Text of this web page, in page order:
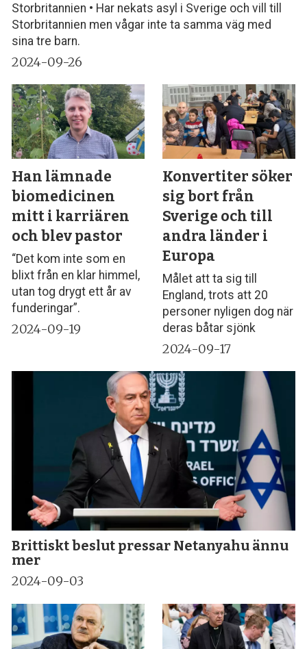
Storbritannien • Har nekats asyl i Sverige och vill till
Storbritannien men vågar inte ta samma väg med
sina tre barn.
2024-09-26
Han lämnade
biomedicinen
mitt i karriären
och blev pastor
“Det kom inte som en
blixt från en klar himmel,
utan tog drygt ett år av
funderingar”.
2024-09-19
Konvertiter söker
sig bort från
Sverige och till
andra länder i
Europa
Målet att ta sig till
England, trots att 20
personer nyligen dog när
deras båtar sjönk
2024-09-17
Brittiskt beslut pressar Netanyahu ännu
mer
2024-09-03